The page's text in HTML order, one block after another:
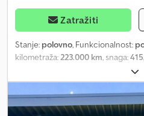
Zatražiti
Stanje: polovno, Funkcionalnost:
kilometraža: 223.000 km , snaga:
, vrsta goriva:
konfiguracija osovina:6x4, boja:
spavanje, tip prenosa:mehanički,
Oprema:ABS, diferencijalna